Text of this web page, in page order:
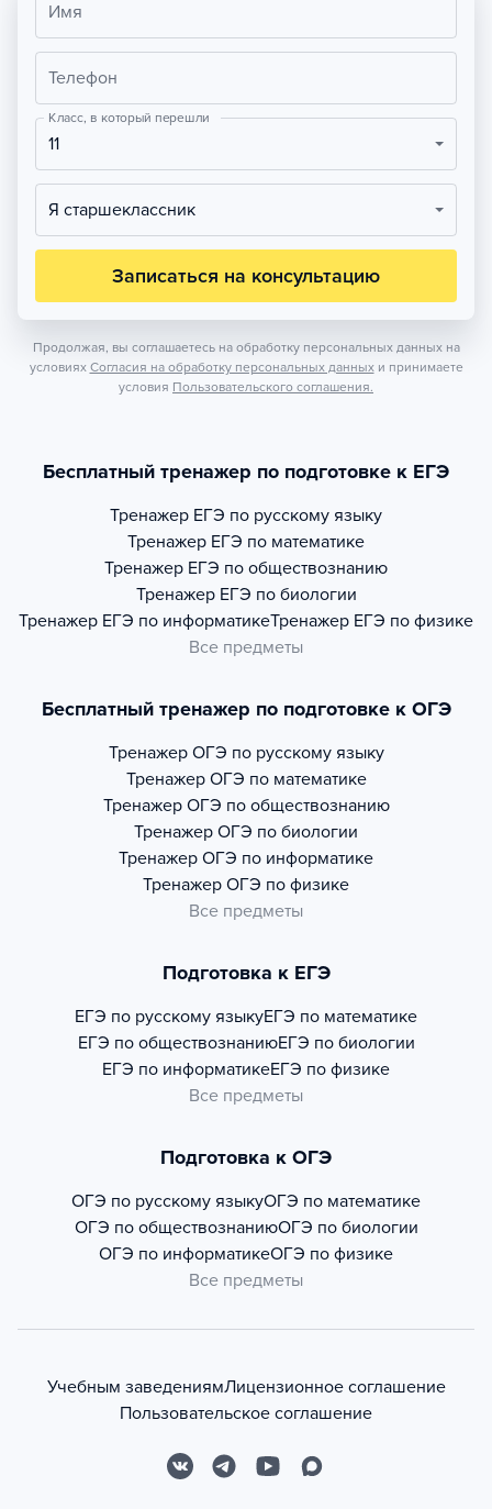
Имя
Телефон
Класс, в который перешли
11
Я старшеклассник
Записаться на консультацию
Продолжая, вы соглашаетесь на обработку персональных данных на
условиях Согласия на обработку персональных данных и принимаете
условия Пользовательского соглашения.
Бесплатный тренажер по подготовке к ЕГЭ
Тренажер ЕГЭ по русскому языку
Тренажер ЕГЭ по математике
Тренажер ЕГЭ по обществознанию
Тренажер ЕГЭ по биологии
Тренажер ЕГЭ по информатикеТренажер ЕГЭ по физике
Все предметы
Бесплатный тренажер по подготовке к ОГЭ
Тренажер ОГЭ по русскому языку
Тренажер ОГЭ по математике
Тренажер ОГЭ по обществознанию
Тренажер ОГЭ по биологии
Тренажер ОГЭ по информатике
Тренажер ОГЭ по физике
Все предметы
Подготовка к ЕГЭ
ЕГЭ по русскому языкуЕГЭ по математике
ЕГЭ по обществознаниюЕГЭ по биологии
ЕГЭ по информатикеЕГЭ по физике
Все предметы
Подготовка к ОГЭ
ОГЭ по русскому языкуОГЭ по математике
ОГЭ по обществознаниюОГЭ по биологии
ОГЭ по информатикеОГЭ по физике
Все предметы
Учебным заведениямЛицензионное соглашение
Пользовательское соглашение